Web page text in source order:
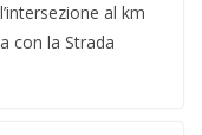
al km
con la Strada